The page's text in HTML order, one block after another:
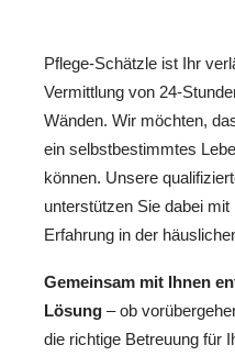
Pflege-Schätzle ist Ihr
Vermittlung von 24-
Wänden. Wir möchten,
ein selbstbestimmtes
können. Unsere
unterstützen Sie dabei
Erfahrung in der
Gemeinsam mit Ihnen
Lösung – ob
die richtige Betreuung für